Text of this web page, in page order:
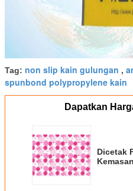
Tag: non slip kain gulungan ,
spunbond polypropylene kain
Dapatkan
Dicetak
Kemasan